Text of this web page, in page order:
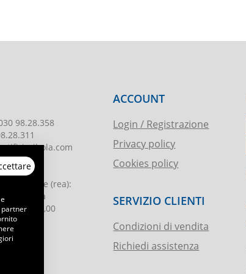
98.28.358
imprese (rea):
di Brescia
:€ 51.000,00
ACCOUNT
Login / Registrazione
Privacy policy
Cookies policy
SERVIZIO CLIENTI
Condizioni di vendita
Richiedi assistenza
partner